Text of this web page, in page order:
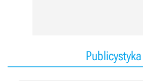
Publicystyka